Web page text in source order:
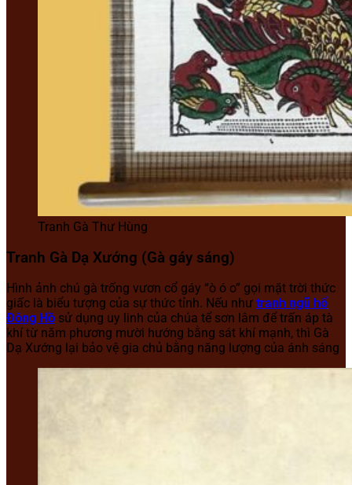
Tranh Gà Thư Hùng
Tranh Gà Dạ Xướng (Gà gáy sáng)
Hình ảnh chú gà trống vươn cổ gáy “ò ó o” gọi mặt trời thức
giấc là biểu tượng của sự thức tỉnh. Nếu như tranh ngũ hổ
Đông Hồ sử dụng uy linh của chúa tể sơn lâm để trấn áp tà
khí từ năm phương mười hướng bằng sát khí mạnh, thì Gà
Dạ Xướng lại bảo vệ gia chủ bằng năng lượng của ánh sáng